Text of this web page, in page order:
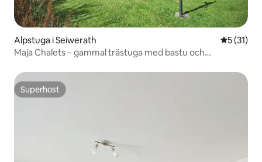
Alpstuga i Seiwerath 5 av 5 i
5 (31)
Maja Chalets – gammal trästuga med bastu och
Superhost
Superhost